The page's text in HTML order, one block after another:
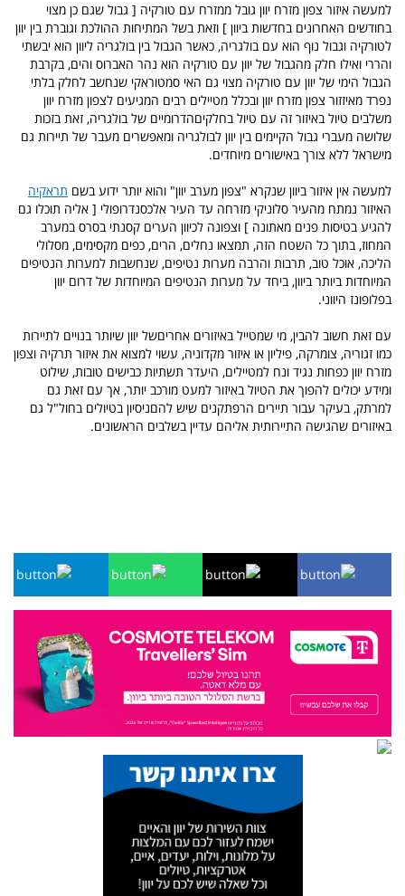
למעשה איזור צפון מזרח יוון גובל ממזרח עם טורקיה [ גבול שגם כן מצוי
בחודשים האחרונים בחדשות ביוון ] וזאת בשל המתיחות ההולכת וגוברת בין יוון
לטורקיה וגבול נוף הוא עם בולגריה, כאשר הגבול בין בולגריה ליוון הוא יבשתי
והררי ואילו חלק מהגבול של יוון עם טורקיה הוא נהר האברוס והים, בקרבת
הגבול הימי של יוון עם טורקיה מצוי גם האי סמטוראקי שנחשב לחלק בלתי
נפרד מאיזזור צפון מזרח יוון ובכלל מטיילים רבים המגיעים לצפון מזרח יוון
משלבים טיול באיזור זה עם טיול בחלקיםהדרומיים של בולגריה, זאת בזכות
שלושה מעברי גבול הקיימים בין יוון לבולגריה ומאפשרים מעבר של תיירות גם
מישראל ללא צורך באישורים מיוחדים.
למעשה אין איזור ביוון שנקרא "צפון מערב יוון" והוא יותר ידוע בשם תראקיה
האיזור נמתח מהעיר סלוניקי מזרחה עד העיר אלכסנדרופולי [ אליה תוכלו גם
להגיע בטיסות פנים מאתונה ] וצפונה לכיוון הערים קסנתי בסרס במערב
המחוז, בתוך כל השטח הזה, תמצאו נחלים, הרים, כפים מקסימים, מסלולי
הליכה, אוכל טוב, תרבות והרבה מערות נטיפים, שנחשבות למערות הנטיפים
המיוחדות ביותר ביוון, ביחד על מערות הנטיפים המיוחדות של דרום יוון
בפלופונז היווני.
עם זאת חשוב להבין, מי שמטייל באיזורים אחריםשל יוון שיותר בנויים לתיירות
כמו זגוריה, צומרקה, פיליון או איזור מקדוניה, עשוי למצוא את איזור תרקיה וצפון
מזרח יוון כפחות נגיד ונח למטיילים, היעדר תשתיות כבישים טובות, שילוט
ומידע יכולים להפוך את הטיול באיזור למעט מורכב יותר, אך עם זאת גם
למרתק, בעיקר עבור תיירים הרפתקנים שיש להםניסיון בטיולים בחול"ל גם
באיזורים שהגישה התיירותית אליהם עדיין בשלבים הראשונים.